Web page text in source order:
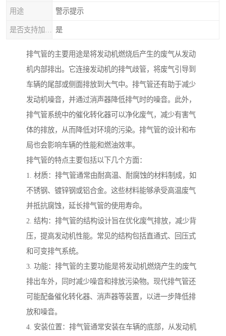
用途 警示提示
是
排气管的主要用途是将发动机燃烧后产生的废气从发动
机内部排出。它连接发动机的排气歧管，将废气引导到
车辆的尾部或侧面排放到大气中。排气管还有助于减少
发动机噪音，并通过消声器降低排气时的噪音。此外，
排气管系统中的催化转化器可以净化废气，减少有害气
体的排放，从而降低对环境的污染。排气管的设计和布
局也会影响车辆的性能和燃油效率。
排气管的特点主要包括以下几个方面：
1. 材质：排气管通常由耐高温、耐腐蚀的材料制成，如
不锈钢、镀锌钢或铝合金。这些材料能够承受高温废气
并抵抗腐蚀，延长排气管的使用寿命。
2. 结构：排气管的结构设计旨在优化废气排放，减少背
压，提高发动机性能。常见的结构包括直通式、回压式
和可变排气系统。
3. 功能：排气管的主要功能是将发动机燃烧产生的废气
排出车外，同时减少噪音和排放污染物。现代排气管还
可能配备催化转化器、消声器等装置，以进一步降低排
放和噪音。
4. 安装位置：排气管通常安装在车辆的底部，从发动机